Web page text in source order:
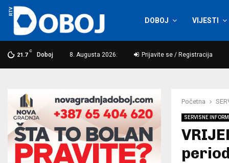
DOBOJ VIJESTI
21.7
C
Doboj 8. Augusta 2026. Prijavite se / Registracija
Početna
SERVISNE